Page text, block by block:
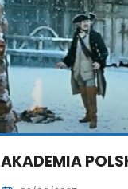
AKADEMIA